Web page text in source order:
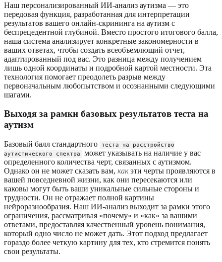
Наш персонализированный ИИ-анализ аутизма — это
передовая функция, разработанная для интерпретации
результатов вашего онлайн-скрининга на аутизм с
беспрецедентной глубиной. Вместо простого итогового балла,
наша система анализирует конкретные закономерности в
ваших ответах, чтобы создать всеобъемлющий отчет,
адаптированный под вас. Это разница между получением
лишь одной координаты и подробной картой местности. Эта
технология помогает преодолеть разрыв между
первоначальным любопытством и осознанными следующими
шагами.
Выходя за рамки базовых результатов теста на
аутизм
Базовый балл стандартного
теста на расстройство
аутистического спектра
может указывать на наличие у вас
определенного количества черт, связанных с аутизмом.
Однако он не может сказать вам, какэти черты проявляются в
вашей повседневной жизни, как они пересекаются или
каковы могут быть ваши уникальные сильные стороны и
трудности. Он не отражает полной картины
нейроразнообразия. Наш ИИ-анализ выходит за рамки этого
ограничения, рассматривая «почему» и «как» за вашими
ответами, предоставляя качественный уровень понимания,
который одно число не может дать. Этот подход предлагает
гораздо более четкую картину для тех, кто стремится понять
свои результаты.